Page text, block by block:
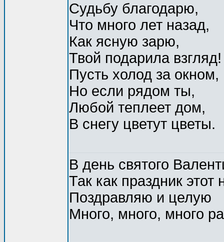
Судьбу благодарю,
Что много лет назад,
Как ясную зарю,
Твой подарила взгляд!
Пусть холод за окном,
Но если рядом ты,
Любой теплеет дом,
В снегу цветут цветы.
В день святого
Так как праздник этот
Поздравляю и целую
Много, много, много